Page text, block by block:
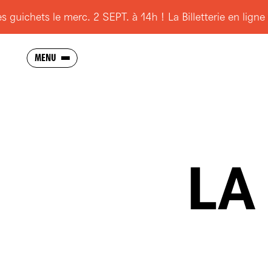
MENU
SCOLAIRESLA
le merc. 2 SEPT. à 14h ! La Billetterie en ligne